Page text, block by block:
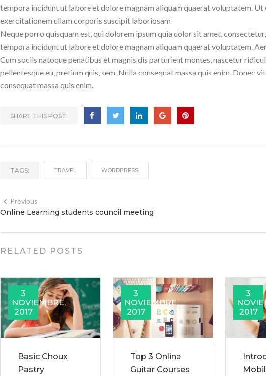
tempora incidunt ut labore et dolore magnam aliquam quaerat voluptatem. Ut
exercitationem ullam corporis suscipit laboriosam
Neque porro quisquam est, qui dolorem ipsum quia dolor sit amet,
tempora incidunt ut labore et dolore magnam aliquam quaerat voluptatem.
Cum sociis natoque penatibus et magnis dis parturient montes, nascetur
pellentesque eu, pretium quis, sem. Nulla consequat massa quis enim. Donec
consequat massa quis enim.
SHARE THIS POST:
TAGS: TRAVEL WORDPRESS
Previous
Online Learning students council meeting
RELATED POSTS
3
NOVIEMBRE,
2017
Basic Choux
Pastry
3
NOVIEMBRE,
2017
Top 3 Online
Guitar Courses
3
2017